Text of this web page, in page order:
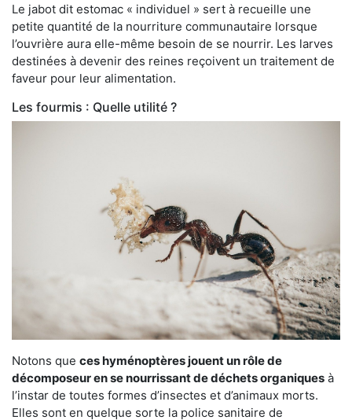
Le jabot dit estomac « individuel » sert à recueille une
petite quantité de la nourriture communautaire lorsque
l’ouvrière aura elle-même besoin de se nourrir. Les larves
destinées à devenir des reines reçoivent un traitement de
faveur pour leur alimentation.
Les fourmis : Quelle utilité ?
Notons que ces hyménoptères jouent un rôle de
décomposeur en se nourrissant de déchets organiques à
l’instar de toutes formes d’insectes et d’animaux morts.
Elles sont en quelque sorte la police sanitaire de